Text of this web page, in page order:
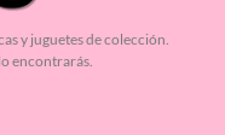
y juguetes de colección.
encontrarás.